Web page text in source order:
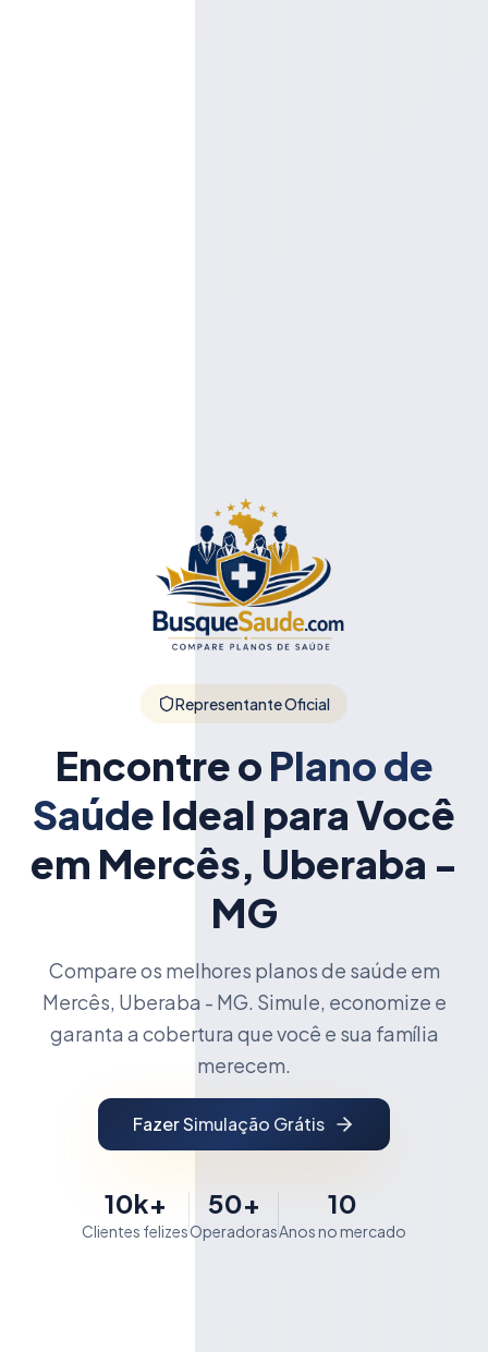
Representante Oficial
Encontre o Plano de
Saúde Ideal para Você
em Mercês, Uberaba -
MG
Compare os melhores planos de saúde em
Mercês, Uberaba - MG. Simule, economize e
garanta a cobertura que você e sua família
merecem.
Fazer Simulação Grátis
10k+
Clientes felizes
50+
Operadoras
10
Anos no mercado